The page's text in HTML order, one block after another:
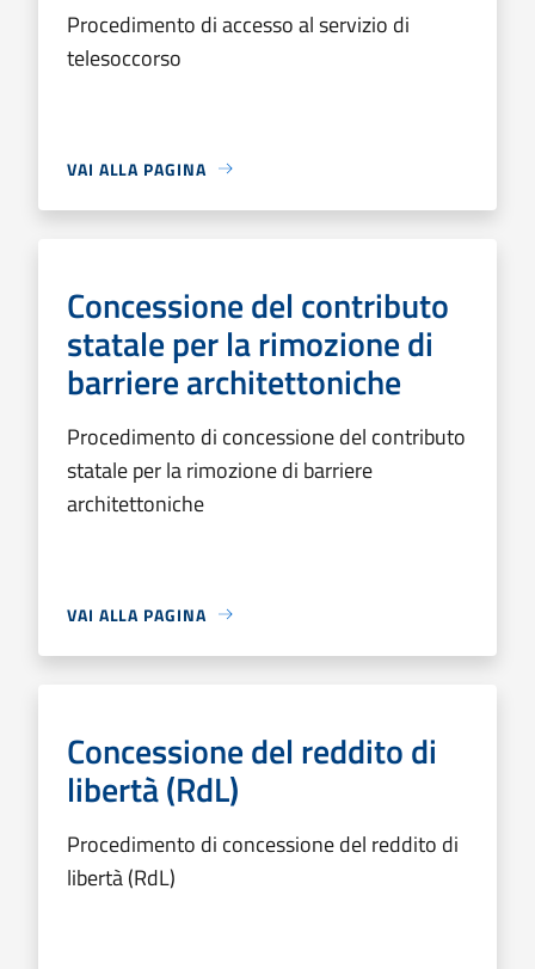
Procedimento di accesso al servizio di
telesoccorso
VAI ALLA PAGINA
Concessione del contributo
statale per la rimozione di
barriere architettoniche
Procedimento di concessione del contributo
statale per la rimozione di barriere
architettoniche
VAI ALLA PAGINA
Concessione del reddito di
libertà (RdL)
Procedimento di concessione del reddito di
libertà (RdL)